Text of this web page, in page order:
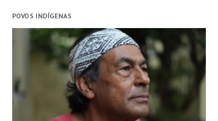
POVOS INDÍGENAS